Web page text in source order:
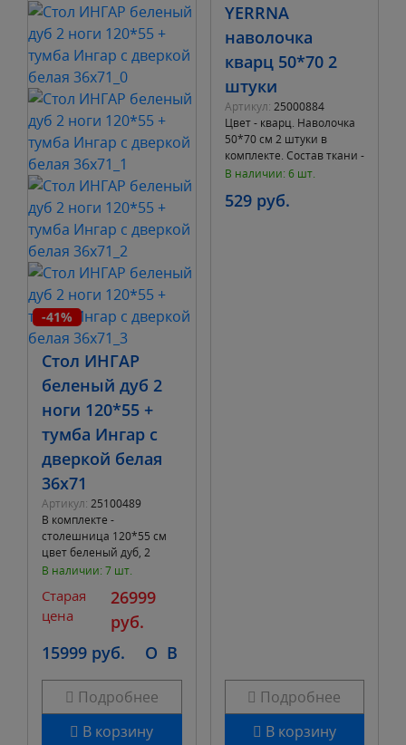
-41%
Стол ИНГАР
беленый дуб 2
ноги 120*55 +
тумба Ингар с
дверкой белая
36х71
Артикул: 25100489
В комплекте -
столешница 120*55 см
цвет беленый дуб, 2
металлические ноги
ИНГАР с дверкой белая.
В наличии: 7 шт.
Старая
цена
26999
руб.
15999 руб.
O B
Подробнее
В корзину
YERRNA
наволочка
кварц 50*70 2
штуки
Артикул: 25000884
Цвет - кварц. Наволочка
50*70 см 2 штуки в
комплекте. Состав ткани -
хлопок. Название
Плотность тка
В наличии: 6 шт.
529 руб.
Подробнее
В корзину